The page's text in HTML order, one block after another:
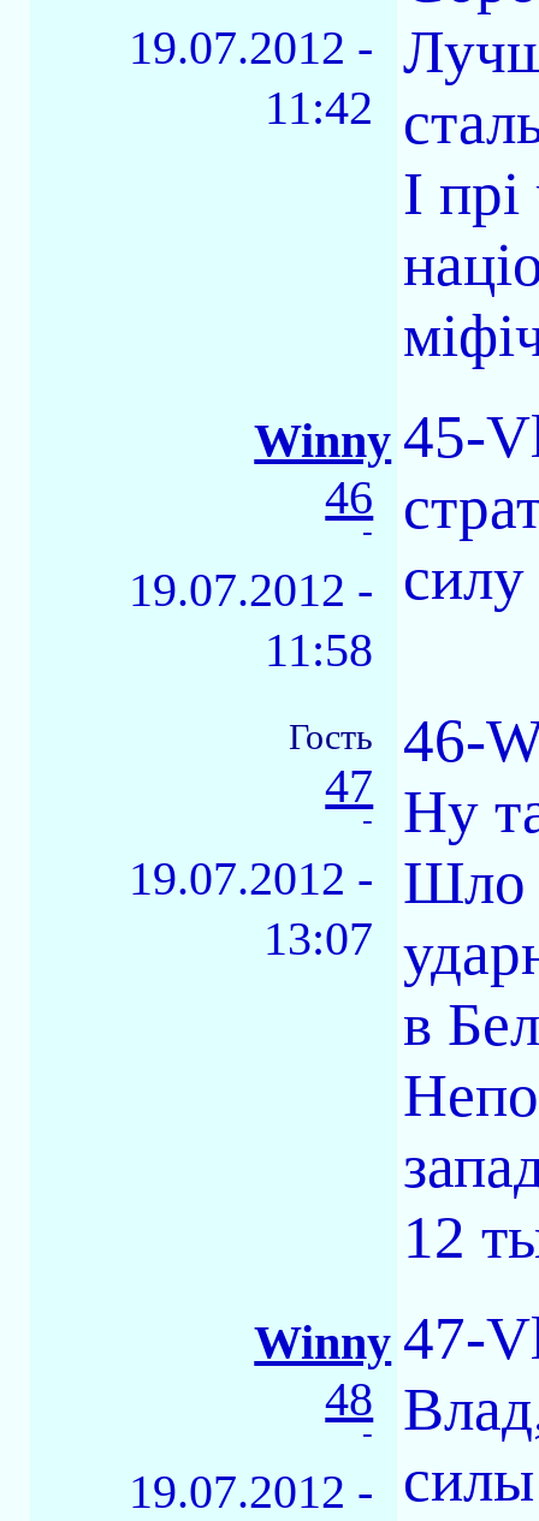
19.07.2012 -
11:42
І
Winny
46
-
19.07.2012 -
11:58
45-
Гость
47
-
19.07.2012 -
13:07
46-
Ну
Шло
в
12
Winny
48
-
19.07.2012 -
47-